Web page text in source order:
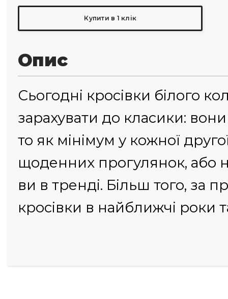
Купити в 1 клік
Опис
Сьогодні кросівки білого
зарахувати до класики:
то як мінімум у кожної
щоденних прогулянок, або
ви в тренді. Більш того, за
кросівки в найближчі роки